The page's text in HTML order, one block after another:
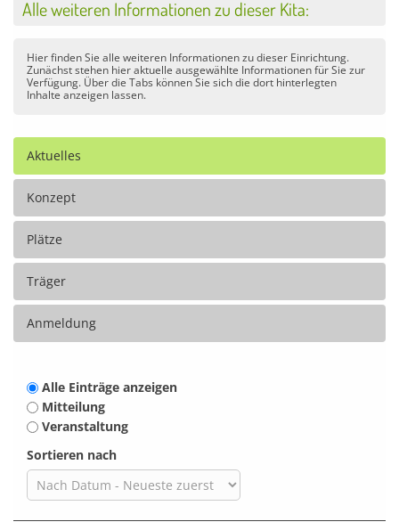
Alle weiteren Informationen zu dieser Kita:
Hier finden Sie alle weiteren Informationen zu dieser Einrichtung.
Zunächst stehen hier aktuelle ausgewählte Informationen für Sie zur
Verfügung. Über die Tabs können Sie sich die dort hinterlegten
Inhalte anzeigen lassen.
Aktuelles
Konzept
Plätze
Träger
Anmeldung
Alle Einträge anzeigen
Mitteilung
Veranstaltung
Sortieren nach